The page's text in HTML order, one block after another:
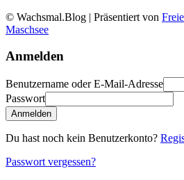
© Wachsmal.Blog | Präsentiert von
Maschsee
Anmelden
Benutzername oder E-Mail-Adresse
Passwort
Anmelden
Du hast noch kein Benutzerkonto?
Passwort vergessen?